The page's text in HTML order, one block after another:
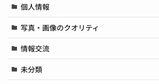
個人情報
写真・画像のクオリティ
情報交流
未分類